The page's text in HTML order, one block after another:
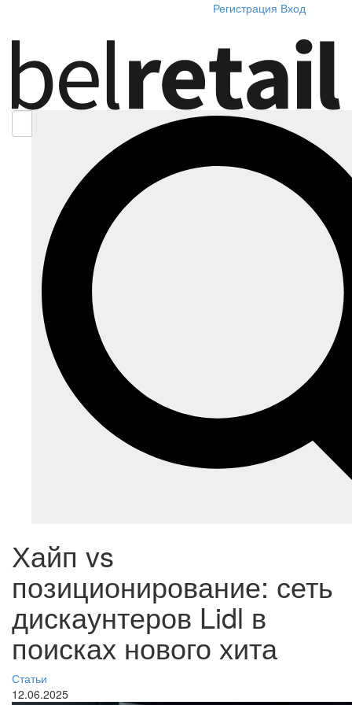
Регистрация Вход
Хайп vs
позиционирование: сеть
дискаунтеров Lidl в
поисках нового хита
Статьи
12.06.2025